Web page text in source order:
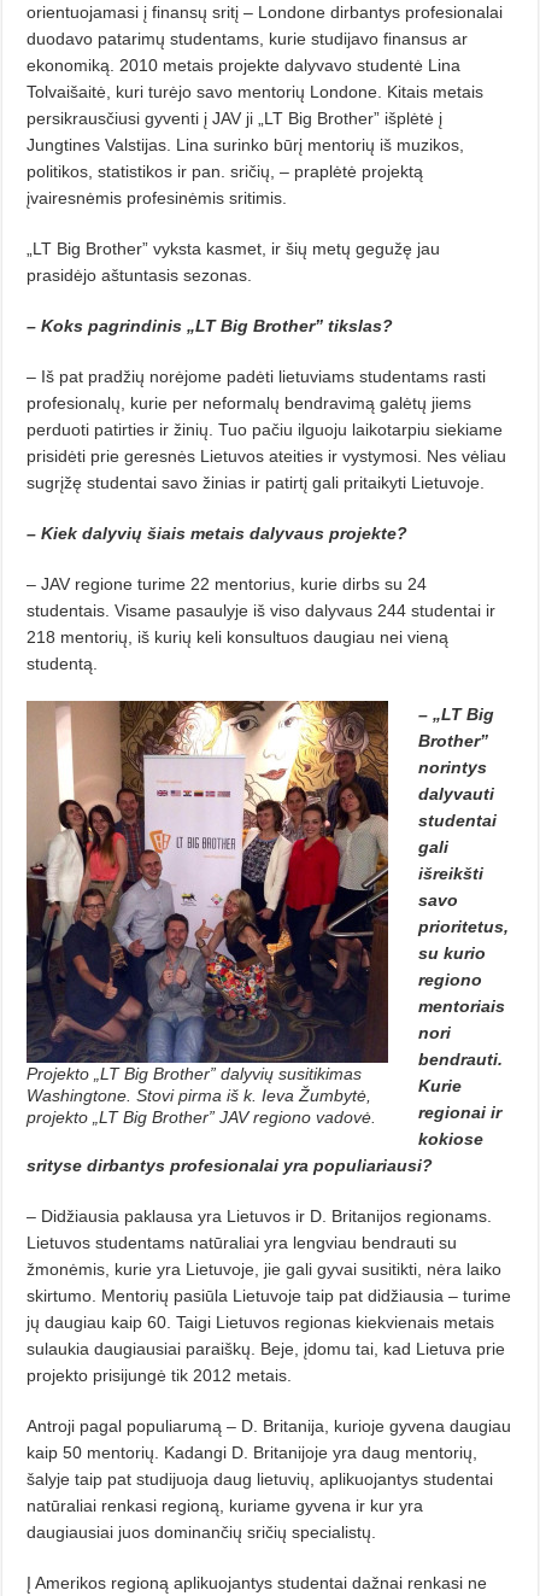
orientuojamasi į finansų sritį – Londone dirbantys profesionalai
duodavo patarimų studentams, kurie studijavo finansus ar
ekonomiką. 2010 metais projekte dalyvavo studentė Lina
Tolvaišaitė, kuri turėjo savo mentorių Londone. Kitais metais
persikrausčiusi gyventi į JAV ji „LT Big Brother” išplėtė į
Jungtines Valstijas. Lina surinko būrį mentorių iš muzikos,
politikos, statistikos ir pan. sričių, – praplėtė projektą
įvairesnėmis profesinėmis sritimis.
„LT Big Brother” vyksta kasmet, ir šių metų gegužę jau
prasidėjo aštuntasis sezonas.
– Koks pagrindinis „LT Big Brother” tikslas?
– Iš pat pradžių norėjome padėti lietuviams studentams rasti
profesionalų, kurie per neformalų bendravimą galėtų jiems
perduoti patirties ir žinių. Tuo pačiu ilguoju laikotarpiu siekiame
prisidėti prie geresnės Lietuvos ateities ir vystymosi. Nes vėliau
sugrįžę studentai savo žinias ir patirtį gali pritaikyti Lietuvoje.
– Kiek dalyvių šiais metais dalyvaus projekte?
– JAV regione turime 22 mentorius, kurie dirbs su 24
studentais. Visame pasaulyje iš viso dalyvaus 244 studentai ir
218 mentorių, iš kurių keli konsultuos daugiau nei vieną
studentą.
Projekto „LT Big Brother” dalyvių susitikimas
Washingtone. Stovi pirma iš k. Ieva Žumbytė,
projekto „LT Big Brother” JAV regiono vadovė.
– „LT Big
Brother”
norintys
dalyvauti
studentai
gali
išreikšti
savo
prioritetus,
su kurio
regiono
mentoriais
nori
bendrauti.
Kurie
regionai ir
kokiose
srityse dirbantys profesionalai yra populiariausi?
– Didžiausia paklausa yra Lietuvos ir D. Britanijos regionams.
Lietuvos studentams natūraliai yra lengviau bendrauti su
žmonėmis, kurie yra Lietuvoje, jie gali gyvai susitikti, nėra laiko
skirtumo. Mentorių pasiūla Lietuvoje taip pat didžiausia – turime
jų daugiau kaip 60. Taigi Lietuvos regionas kiekvienais metais
sulaukia daugiausiai paraiškų. Beje, įdomu tai, kad Lietuva prie
projekto prisijungė tik 2012 metais.
Antroji pagal populiarumą – D. Britanija, kurioje gyvena daugiau
kaip 50 mentorių. Kadangi D. Britanijoje yra daug mentorių,
šalyje taip pat studijuoja daug lietuvių, aplikuojantys studentai
natūraliai renkasi regioną, kuriame gyvena ir kur yra
daugiausiai juos dominančių sričių specialistų.
Į Amerikos regioną aplikuojantys studentai dažnai renkasi ne